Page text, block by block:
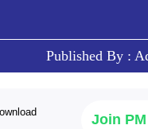
Published By :
Join